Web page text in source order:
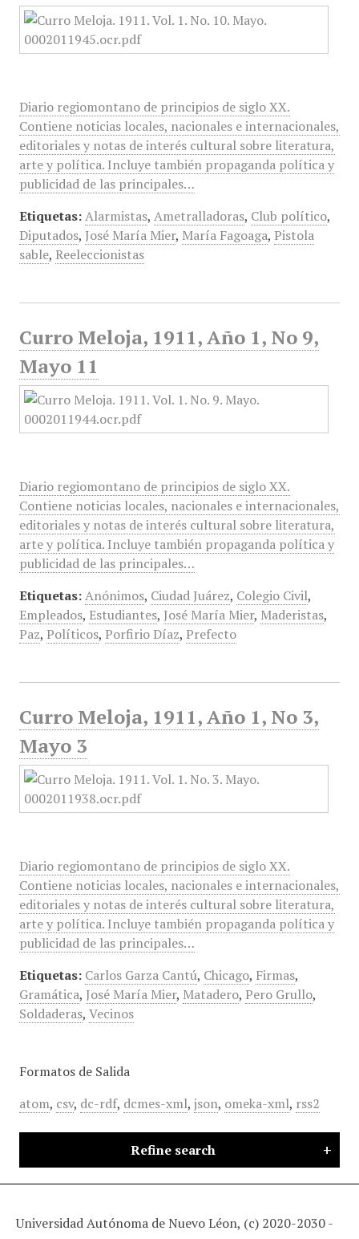
Diario regiomontano de principios de siglo XX.
Contiene noticias locales, nacionales e internacionales,
editoriales y notas de interés cultural sobre literatura,
arte y política. Incluye también propaganda política y
publicidad de las principales…
Etiquetas: Alarmistas, Ametralladoras, Club político,
Diputados, José María Mier, María Fagoaga, Pistola
sable, Reeleccionistas
Curro Meloja, 1911, Año 1, No 9,
Mayo 11
Diario regiomontano de principios de siglo XX.
Contiene noticias locales, nacionales e internacionales,
editoriales y notas de interés cultural sobre literatura,
arte y política. Incluye también propaganda política y
publicidad de las principales…
Etiquetas: Anónimos, Ciudad Juárez, Colegio Civil,
Empleados, Estudiantes, José María Mier, Maderistas,
Paz, Políticos, Porfirio Díaz, Prefecto
Curro Meloja, 1911, Año 1, No 3,
Mayo 3
Diario regiomontano de principios de siglo XX.
Contiene noticias locales, nacionales e internacionales,
editoriales y notas de interés cultural sobre literatura,
arte y política. Incluye también propaganda política y
publicidad de las principales…
Etiquetas: Carlos Garza Cantú, Chicago, Firmas,
Gramática, José María Mier, Matadero, Pero Grullo,
Soldaderas, Vecinos
Formatos de Salida
atom, csv, dc-rdf, dcmes-xml, json, omeka-xml, rss2
Refine search
Universidad Autónoma de Nuevo Léon, (c) 2020-2030 -